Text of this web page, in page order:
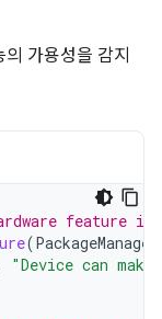
가용성을 감지
feature
(PackageManager
"Device can